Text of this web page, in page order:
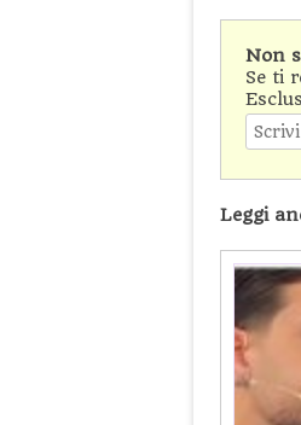
Non
Se ti
Leggi